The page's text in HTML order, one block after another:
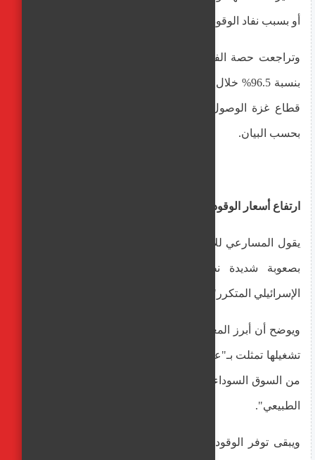
أو بسبب نفاد الوقود"، وفق البيان.
وتراجعت حصة الفرد الفلسطيني في قطاع غزة من المياه
بنسبة 96.5% خلال الحرب، حيث بالكاد يستطيع المواطن في
بحسب البيان.
ارتفاع أسعار الوقود
يقول المسارعي للأناضول: "منذ بداية الحرب نشغل المحطة
بصعوبة شديدة نظرا لعدم توفر الإمكانات والاستهداف
الإسرائيلي المتكرر".
ويوضح أن أبرز المعوقات التي حالت دون تشغيلها أو تخفيض
تشغيلها تمثلت بـ"عدم توفر الوقود واللجوء لشراء كميات منه
الطبيعي".
ويبقى توفر الوقود حتى في السوق السوداء أمر نادر، وفق